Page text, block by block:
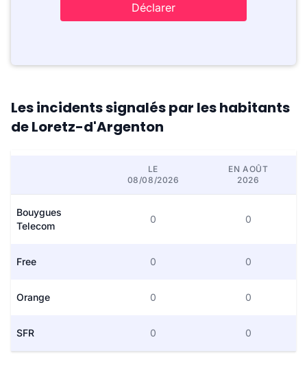
Déclarer
Les incidents signalés par les habitants
de Loretz-d'Argenton
LE
08/08/2026
EN AOÛT
2026
Bouygues
Telecom
0 0
Free 0 0
Orange 0 0
SFR 0 0